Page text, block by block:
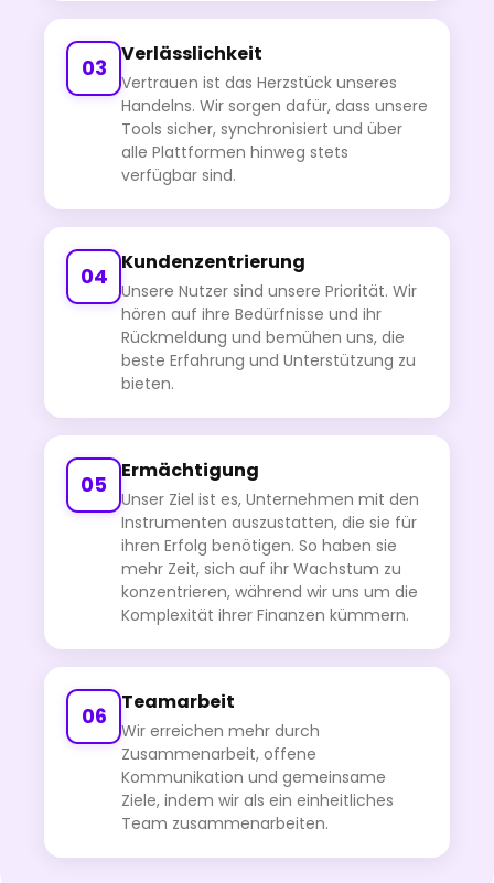
03
Verlässlichkeit
Vertrauen ist das Herzstück unseres
Handelns. Wir sorgen dafür, dass unsere
Tools sicher, synchronisiert und über
alle Plattformen hinweg stets
verfügbar sind.
04
Kundenzentrierung
Unsere Nutzer sind unsere Priorität. Wir
hören auf ihre Bedürfnisse und ihr
Rückmeldung und bemühen uns, die
beste Erfahrung und Unterstützung zu
bieten.
05
Ermächtigung
Unser Ziel ist es, Unternehmen mit den
Instrumenten auszustatten, die sie für
ihren Erfolg benötigen. So haben sie
mehr Zeit, sich auf ihr Wachstum zu
konzentrieren, während wir uns um die
Komplexität ihrer Finanzen kümmern.
06
Teamarbeit
Wir erreichen mehr durch
Zusammenarbeit, offene
Kommunikation und gemeinsame
Ziele, indem wir als ein einheitliches
Team zusammenarbeiten.